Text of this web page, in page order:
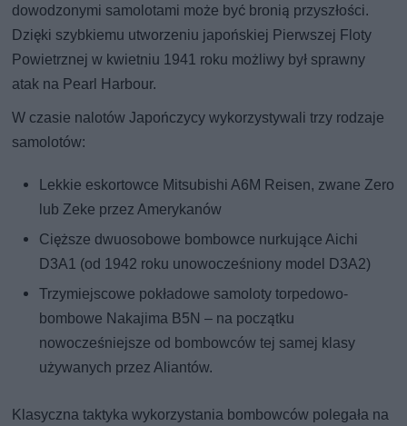
dowodzonymi samolotami może być bronią przyszłości.
Dzięki szybkiemu utworzeniu japońskiej Pierwszej Floty
Powietrznej w kwietniu 1941 roku możliwy był sprawny
atak na Pearl Harbour.
W czasie nalotów Japończycy wykorzystywali trzy rodzaje
samolotów:
Lekkie eskortowce Mitsubishi A6M Reisen, zwane Zero
lub Zeke przez Amerykanów
Cięższe dwuosobowe bombowce nurkujące Aichi
D3A1 (od 1942 roku unowocześniony model D3A2)
Trzymiejscowe pokładowe samoloty torpedowo-
bombowe Nakajima B5N – na początku
nowocześniejsze od bombowców tej samej klasy
używanych przez Aliantów.
Klasyczna taktyka wykorzystania bombowców polegała na